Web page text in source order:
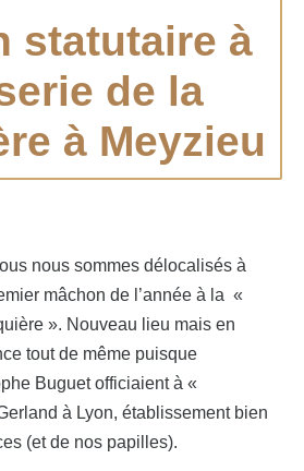
statutaire à
de la
à Meyzieu
nous sommes délocalisés à
mâchon de l’année à la «
». Nouveau lieu mais en
tout de même puisque
Buguet officiaient à «
à Lyon, établissement bien
(et de nos papilles).